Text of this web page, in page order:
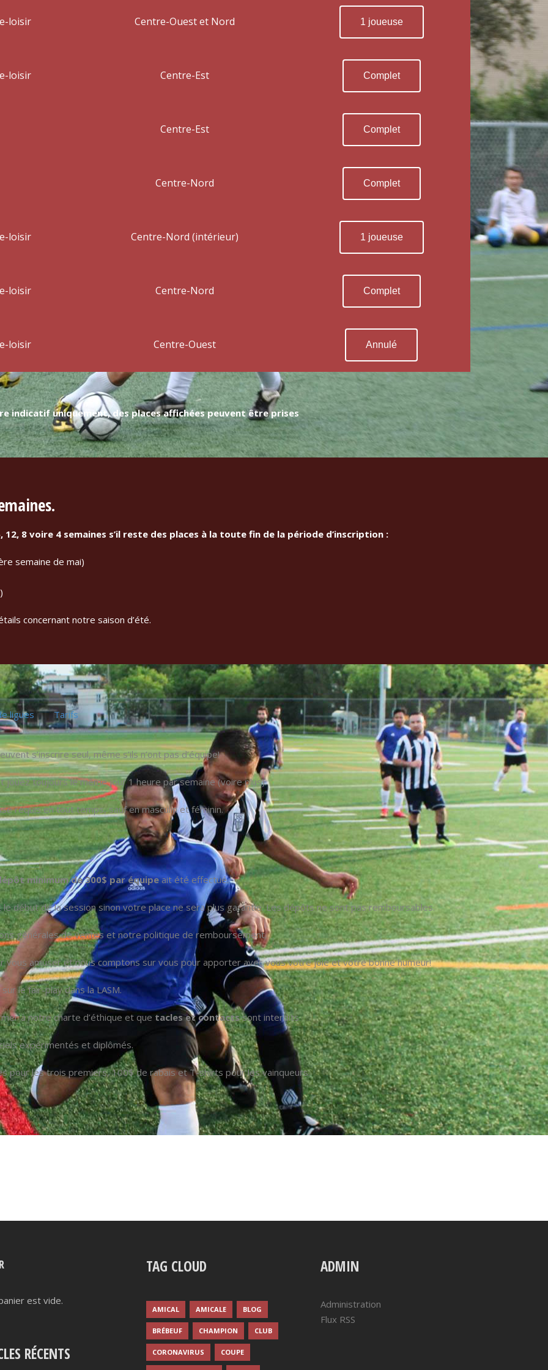
loisir Centre-Ouest et Nord 1 joueuse
loisir Centre-Est Complet
Centre-Est Complet
Centre-Nord Complet
loisir Centre-Nord (intérieur) 1 joueuse
loisir Centre-Nord Complet
loisir Centre-Ouest Annulé
indicatif uniquement, des places affichées peuvent être prises
8 voire 4 semaines s’il reste des places à la toute fin de la période d’inscription :
semaine de mai)
concernant notre saison d’été.
ligues Tarifs
s’inscrire seul, même s’ils n’ont pas d’équipe!
jouez toujours le même jour 1 heure par semaine (voire plus).
requis en tout temps, sauf en masculin et féminin.
minimum de 300$ par équipeait été effectué.
début de la session sinon votre place ne sera plus garantie. Les dépôts ne sont pas remboursables.
générales de ventes et notre politique de remboursement.
vous amuser et nous comptons sur vous pour apporter avec vous votre joie et votre bonne humeur!
le fair-play dans la LASM.
à notre charte d’éthique et que tacles et contactssont interdits
expérimentés et diplômés.
pour les trois premiers, 100$ de rabais et T-shirts pour les vainqueurs.
est vide.
RÉCENTS
TAG CLOUD
AMICAL AMICALE BLOG
BRÉBEUF CHAMPION CLUB
CORONAVIRUS COUPE
ADMIN
Administration
Flux RSS